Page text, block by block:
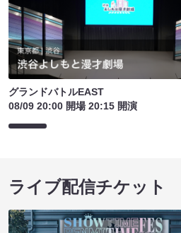
グランドバトルEAST
08/09 20:00 開場 20:15 開演
ライブ配信チケット